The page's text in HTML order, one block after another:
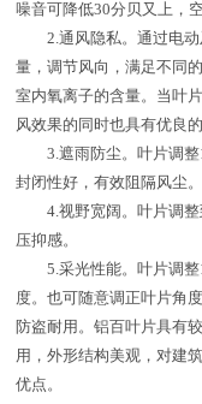
噪音可降低30分贝又上，
2.通风隐私。通过电动
量，调节风向，满足不同
室内氧离子的含量。当叶
风效果的同时也具有优良
3.遮雨防尘。叶片调整
封闭性好，有效阻隔风尘。
4.视野宽阔。叶片调整
压抑感。
5.采光性能。叶片调整
度。也可随意调正叶片角
防盗耐用。铝百叶片具有
用，外形结构美观，对建
优点。